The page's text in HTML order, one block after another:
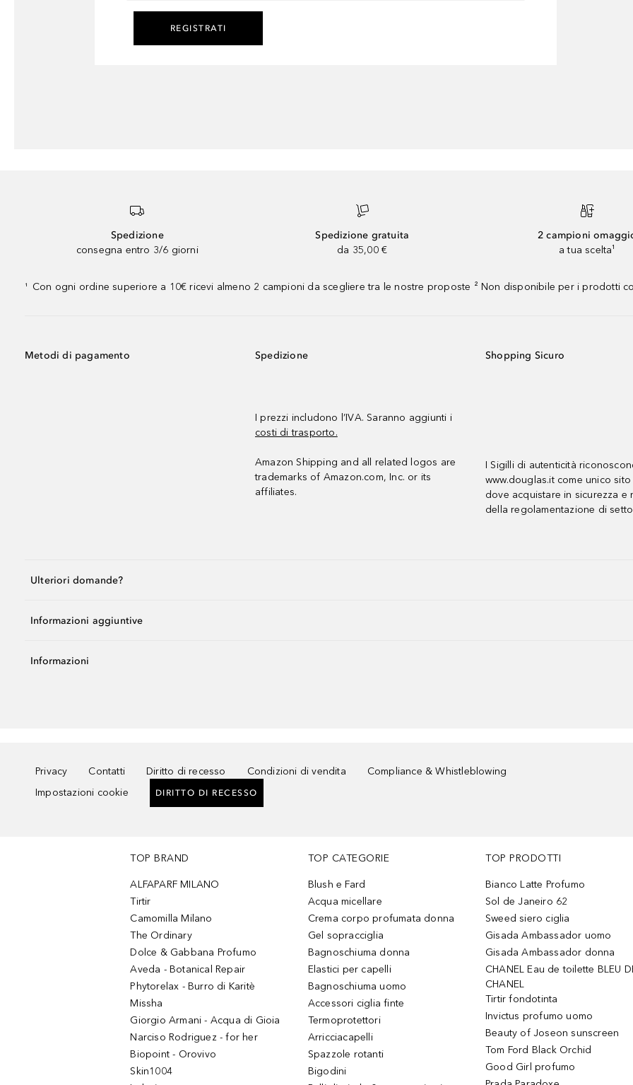
REGISTRATI
Spedizione
consegna entro 3/6 giorni
Spedizione gratuita
da 35,00 €
2 campioni
a tua scelta¹
¹ Con ogni ordine superiore a 10€ ricevi almeno 2 campioni da scegliere tra le nostre proposte ² Non disponibile per i prodotti
Metodi di pagamento Spedizione
I prezzi includono l’IVA. Saranno aggiunti i
costi di trasporto.
Amazon Shipping and all related logos are
trademarks of Amazon.com, Inc. or its
affiliates.
Shopping Sicuro
I Sigilli di autenticità
www.douglas.it come unico
dove acquistare in sicurezza e
della regolamentazione di
Ulteriori domande?
Informazioni aggiuntive
Informazioni
Privacy Contatti Diritto di recesso Condizioni di vendita
Compliance & Whistleblowing
Impostazioni cookie
DIRITTO DI RECESSO
TOP BRAND
ALFAPARF MILANO
Tirtir
Camomilla Milano
The Ordinary
Dolce & Gabbana Profumo
Aveda - Botanical Repair
Phytorelax - Burro di Karitè
Missha
Giorgio Armani - Acqua di Gioia
Narciso Rodriguez - for her
Biopoint - Orovivo
Skin1004
TOP CATEGORIE
Blush e Fard
Acqua micellare
Crema corpo profumata donna
Gel sopracciglia
Bagnoschiuma donna
Elastici per capelli
Bagnoschiuma uomo
Accessori ciglia finte
Termoprotettori
Arricciacapelli
Spazzole rotanti
Bigodini
TOP PRODOTTI
Bianco Latte Profumo
Sol de Janeiro 62
Sweed siero ciglia
Gisada Ambassador uomo
Gisada Ambassador donna
CHANEL Eau de toilette BLEU
CHANEL
Tirtir fondotinta
Invictus profumo uomo
Beauty of Joseon sunscreen
Tom Ford Black Orchid
Good Girl profumo